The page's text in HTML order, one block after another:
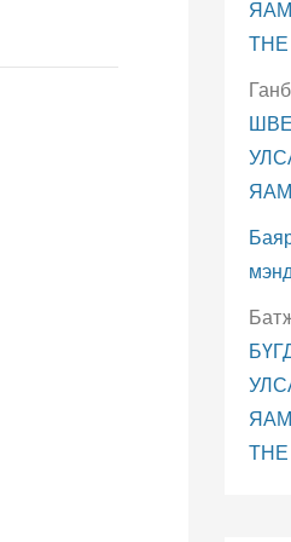
ЯАМ